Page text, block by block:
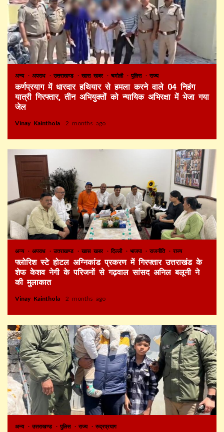
अन्य अपराध उत्तराखण्ड खास खबर चमोली पुलिस राज्य
कर्णप्रयाग में धारदार हथियार से हमला करने वाले 04 निहंग
यात्री गिरफ्तार, तीन अभियुक्तों को न्यायिक अभिरक्षा में भेजा गया
जेल
Vinay Kainthola 2 months ago
अन्य अपराध उत्तराखण्ड खास खबर दिल्ली भाजपा राजनीति राज्य
फ्लोरिश स्टे होटल अग्निकांड प्रकरण में गिरफ्तार उत्तराखंड के
शेफ केशव नेगी के परिजनों से गढ़वाल सांसद अनिल बलूनी ने
की मुलाकात
Vinay Kainthola 2 months ago
अन्य उत्तराखण्ड पुलिस राज्य रुद्रप्रयाग